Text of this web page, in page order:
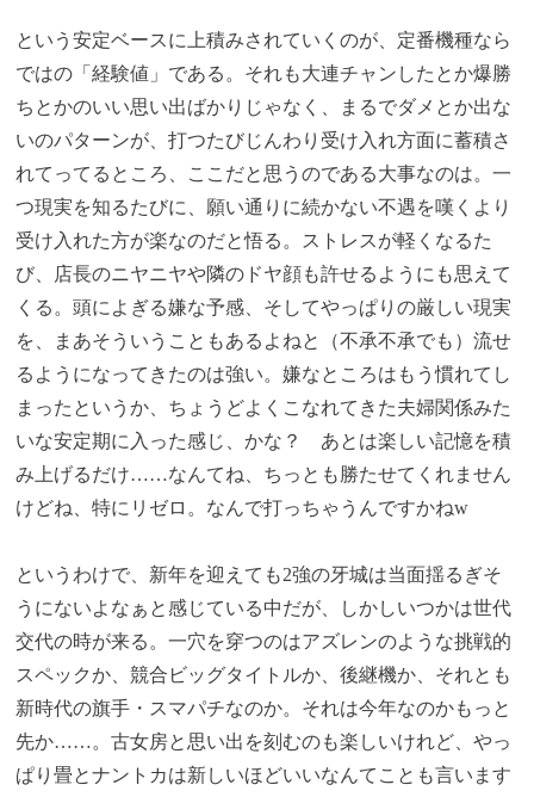
という安定ベースに上積みされていくのが、定番機種なら
ではの「経験値」である。それも大連チャンしたとか爆勝
ちとかのいい思い出ばかりじゃなく、まるでダメとか出な
いのパターンが、打つたびじんわり受け入れ方面に蓄積さ
れてってるところ、ここだと思うのである大事なのは。一
つ現実を知るたびに、願い通りに続かない不遇を嘆くより
受け入れた方が楽なのだと悟る。ストレスが軽くなるた
び、店長のニヤニヤや隣のドヤ顔も許せるようにも思えて
くる。頭によぎる嫌な予感、そしてやっぱりの厳しい現実
を、まあそういうこともあるよねと（不承不承でも）流せ
るようになってきたのは強い。嫌なところはもう慣れてし
まったというか、ちょうどよくこなれてきた夫婦関係みた
いな安定期に入った感じ、かな？ あとは楽しい記憶を積
み上げるだけ……なんてね、ちっとも勝たせてくれません
けどね、特にリゼロ。なんで打っちゃうんですかねw
というわけで、新年を迎えても2強の牙城は当面揺るぎそ
うにないよなぁと感じている中だが、しかしいつかは世代
交代の時が来る。一穴を穿つのはアズレンのような挑戦的
スペックか、競合ビッグタイトルか、後継機か、それとも
新時代の旗手・スマパチなのか。それは今年なのかもっと
先か……。古女房と思い出を刻むのも楽しいけれど、やっ
ぱり畳とナントカは新しいほどいいなんてことも言います